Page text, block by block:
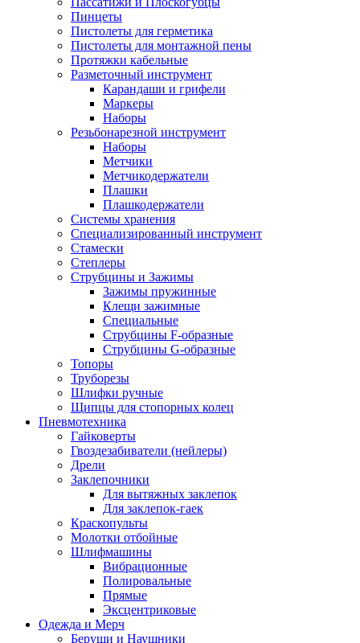
Пинцеты
Пистолеты для герметика
Пистолеты для монтажной пены
Протяжки кабельные
Разметочный инструмент
Карандаши и грифели
Маркеры
Наборы
Резьбонарезной инструмент
Наборы
Метчики
Метчикодержатели
Плашки
Плашкодержатели
Системы хранения
Специализированный инструмент
Стамески
Степлеры
Струбцины и Зажимы
Зажимы пружинные
Клещи зажимные
Специальные
Струбцины F-образные
Струбцины G-образные
Топоры
Труборезы
Шлифки ручные
Щипцы для стопорных колец
Пневмотехника
Гайковерты
Гвоздезабиватели (нейлеры)
Дрели
Заклепочники
Для вытяжных заклепок
Для заклепок-гаек
Краскопульты
Молотки отбойные
Шлифмашины
Вибрационные
Полировальные
Прямые
Эксцентриковые
Одежда и Мерч
Беруши и Наушники